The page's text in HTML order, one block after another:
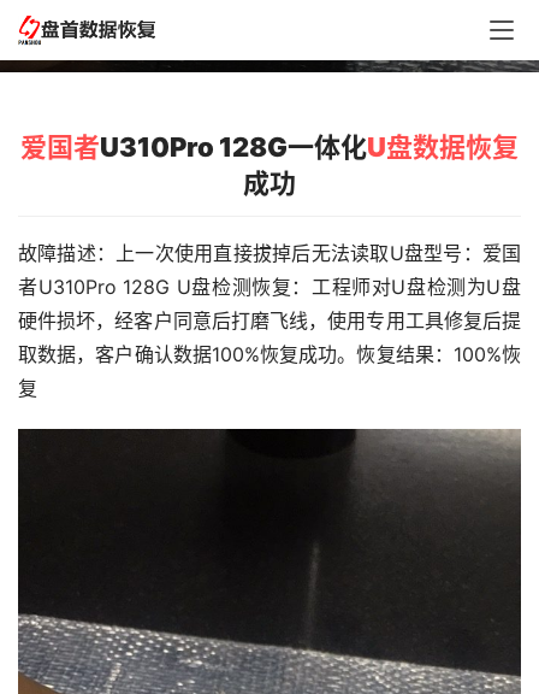
爱国者U310Pro 128G一体化U盘数据恢复成功
爱国者U310Pro 128G一体化U盘数据恢复
成功
故障描述：上一次使用直接拔掉后无法读取U盘型号：爱国
者U310Pro 128G U盘检测恢复：工程师对U盘检测为U盘
硬件损坏，经客户同意后打磨飞线，使用专用工具修复后提
取数据，客户确认数据100%恢复成功。恢复结果：100%恢
复